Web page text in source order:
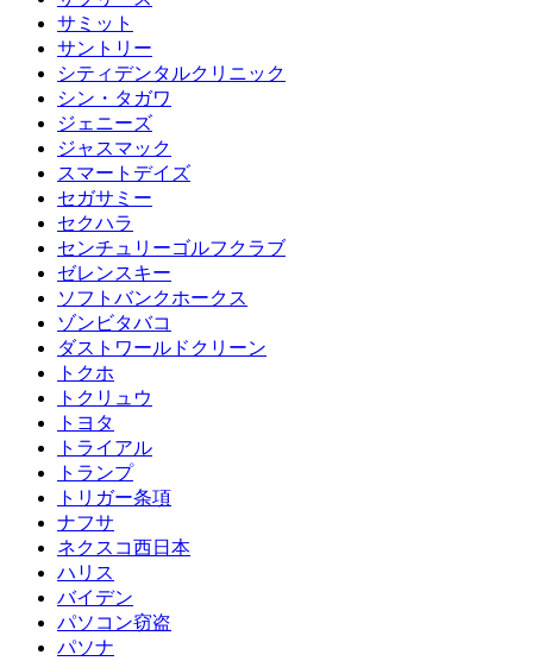
サミット
サントリー
シティデンタルクリニック
シン・タガワ
ジェニーズ
ジャスマック
スマートデイズ
セガサミー
セクハラ
センチュリーゴルフクラブ
ゼレンスキー
ソフトバンクホークス
ゾンビタバコ
ダストワールドクリーン
トクホ
トクリュウ
トヨタ
トライアル
トランプ
トリガー条項
ナフサ
ネクスコ西日本
ハリス
バイデン
パソコン窃盗
パソナ